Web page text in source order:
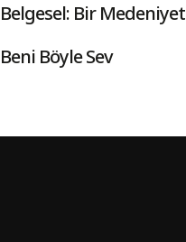
Belgesel: Bir
Beni Böyle Sev